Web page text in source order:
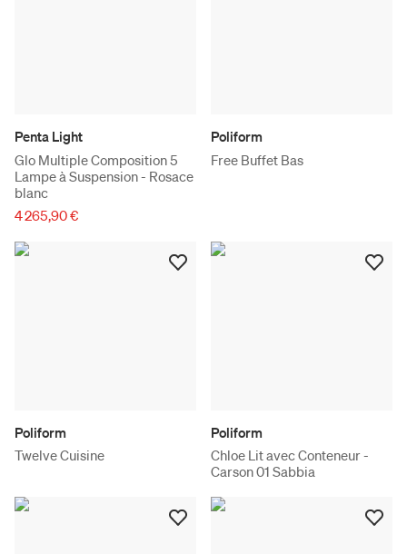
Penta Light
Glo Multiple Composition 5
Lampe à Suspension - Rosace
blanc
4 265,90 €
Poliform
Free Buffet Bas
Poliform
Twelve Cuisine
Poliform
Chloe Lit avec Conteneur -
Carson 01 Sabbia